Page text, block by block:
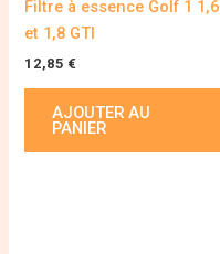
Filtre à essence Golf 1 1,6
et 1,8 GTI
12,85 €
AJOUTER AU
PANIER